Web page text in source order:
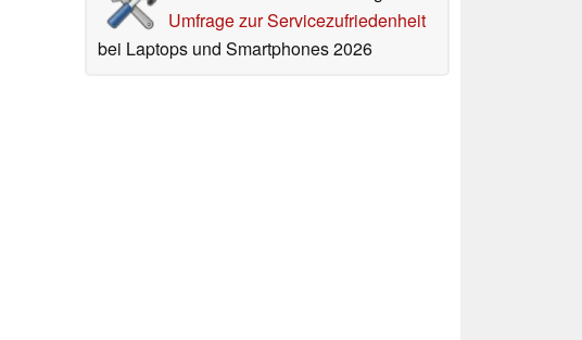
Umfrage zur Servicezufriedenheit
bei Laptops und Smartphones 2026